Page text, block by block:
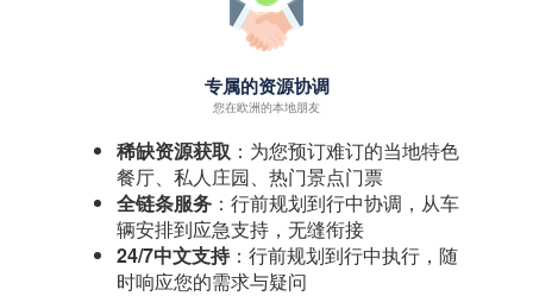
专属的资源协调
您在欧洲的本地朋友
稀缺资源获取 ：为您预订难订的当地特色
餐厅、私人庄园、热门景点门票
全链条服务 ：行前规划到行中协调，从车
辆安排到应急支持，无缝衔接
24/7中文支持：行前规划到行中执行，随
时响应您的需求与疑问